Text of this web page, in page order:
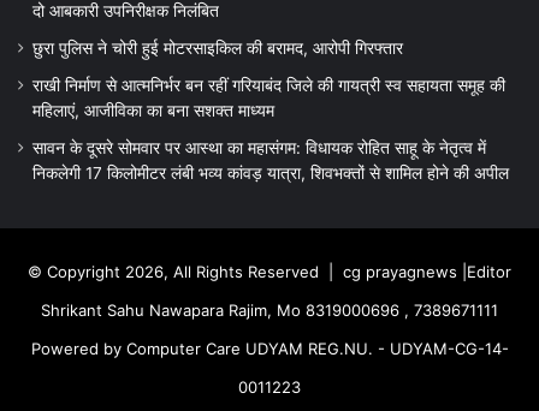
दो आबकारी उपनिरीक्षक निलंबित
छुरा पुलिस ने चोरी हुई मोटरसाइकिल की बरामद, आरोपी गिरफ्तार
राखी निर्माण से आत्मनिर्भर बन रहीं गरियाबंद जिले की गायत्री स्व सहायता समूह की
महिलाएं, आजीविका का बना सशक्त माध्यम
सावन के दूसरे सोमवार पर आस्था का महासंगम: विधायक रोहित साहू के नेतृत्व में
निकलेगी 17 किलोमीटर लंबी भव्य कांवड़ यात्रा, शिवभक्तों से शामिल होने की अपील
© Copyright 2026, All Rights Reserved | cg prayagnews |Editor
Shrikant Sahu Nawapara Rajim, Mo 8319000696 , 7389671111
Powered by Computer Care UDYAM REG.NU. - UDYAM-CG-14-
0011223